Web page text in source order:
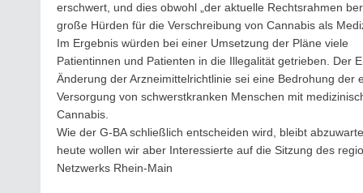
erschwert, und dies obwohl „der aktuelle Rechtsrahmen
große Hürden für die Verschreibung von Cannabis als
Im Ergebnis würden bei einer Umsetzung der Pläne viele
Patientinnen und Patienten in die Illegalität getrieben. Der
Änderung der Arzneimittelrichtlinie sei eine Bedrohung der
Versorgung von schwerstkranken Menschen mit
Cannabis.
Wie der G-BA schließlich entscheiden wird, bleibt
heute wollen wir aber Interessierte auf die Sitzung des
Netzwerks Rhein-Main